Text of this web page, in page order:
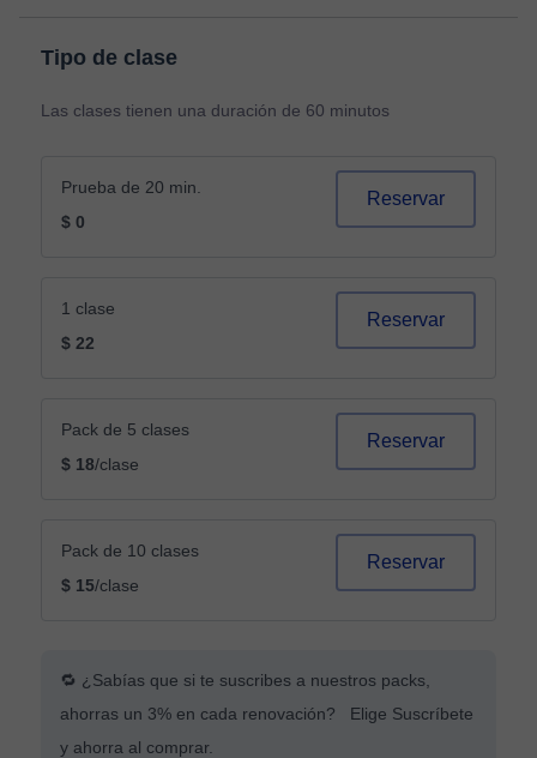
Tipo de clase
Las clases tienen una duración de 60 minutos
Prueba de 20 min.
$ 0
Reservar
1 clase
$ 22
Reservar
Pack de 5 clases
$ 18/clase
Reservar
Pack de 10 clases
$ 15/clase
Reservar
🔁 ¿Sabías que si te suscribes a nuestros packs,
ahorras un 3% en cada renovación? Elige Suscríbete
y ahorra al comprar.